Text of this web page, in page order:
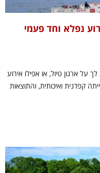
נפלא וחד פעמי
על ארגון טיול, או אפילו אירוע
קפדנית ואיכותית, והתוצאות